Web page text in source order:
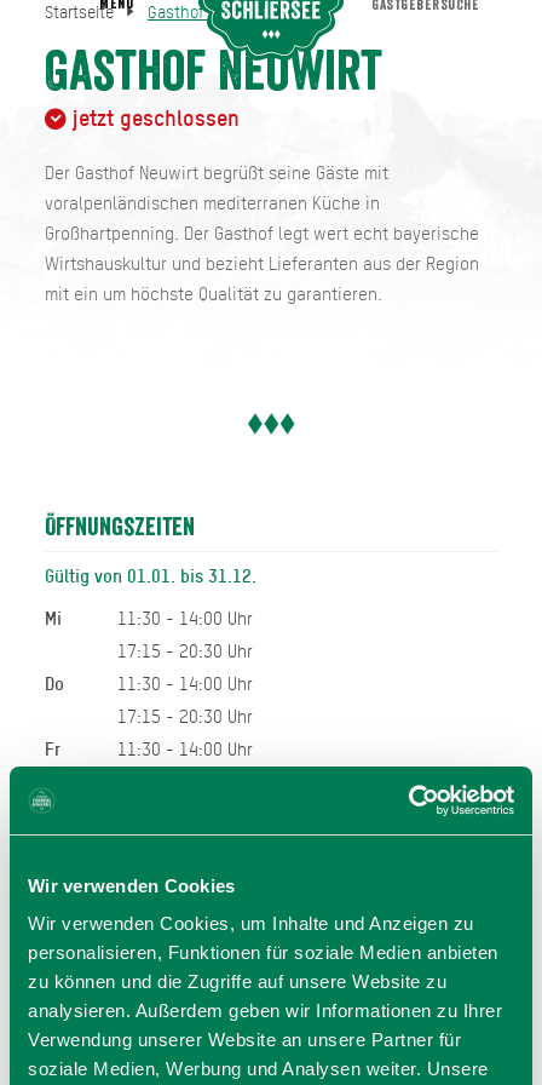
Wir verwenden Cookies
Wir verwenden Cookies, um Inhalte und Anzeigen zu
personalisieren, Funktionen für soziale Medien anbieten
zu können und die Zugriffe auf unsere Website zu
analysieren. Außerdem geben wir Informationen zu Ihrer
Verwendung unserer Website an unsere Partner für
soziale Medien, Werbung und Analysen weiter. Unsere
Startseite Gasthof Neuwirt
Gasthof Neuwirt
jetzt geschlossen
Der Gasthof Neuwirt begrüßt seine Gäste mit
voralpenländischen mediterranen Küche in
Großhartpenning. Der Gasthof legt wert echt bayerische
Wirtshauskultur und bezieht Lieferanten aus der Region
mit ein um höchste Qualität zu garantieren.
Öffnungszeiten
Gültig von 01.01. bis 31.12.
Mi
11:30 - 14:00 Uhr
17:15 - 20:30 Uhr
Do
11:30 - 14:00 Uhr
17:15 - 20:30 Uhr
Fr
11:30 - 14:00 Uhr
Sa
So
11:30 - 14:00 Uhr
17:15 - 19:30 Uhr
Allgemeiner Hinweis:
Bei den hier angegeben Öffnungszeiten handelt es sich
um die regulären Öffnungszeiten.
Kurzfristige Änderungen sowie Urlaubszeiten erfahren Sie
auf der Homepage des Anbieters (siehe Link) oder
Startseite Gasthof Neuwirt
MENU GASTGEBERSUCHE